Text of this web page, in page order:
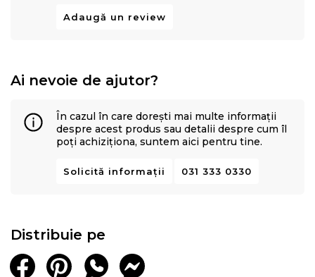
Adaugă un review
Ai nevoie de ajutor?
În cazul în care dorești mai multe informații
despre acest produs sau detalii despre cum îl
poți achiziționa, suntem aici pentru tine.
Solicită informații 031 333 0330
Distribuie pe